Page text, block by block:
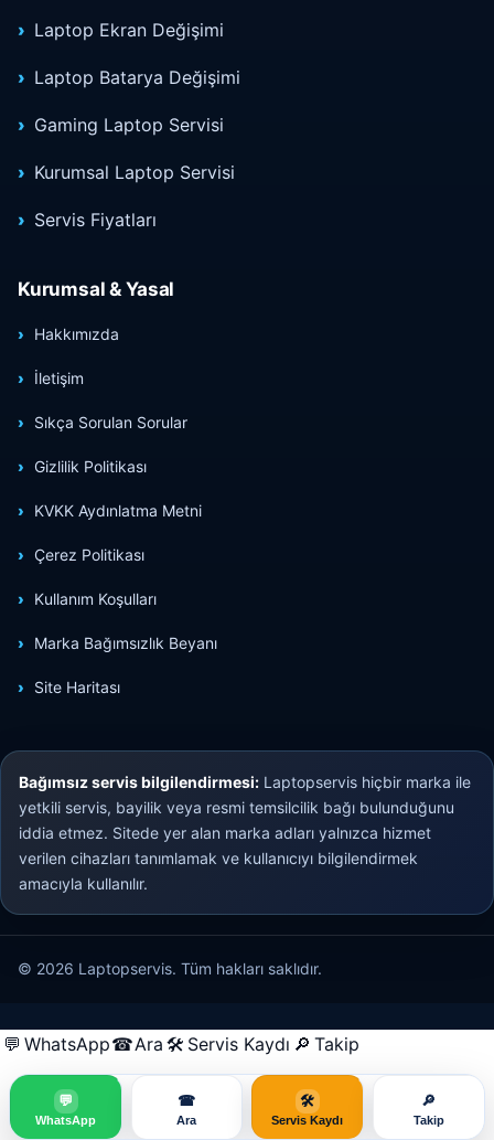
Laptop Ekran Değişimi
Laptop Batarya Değişimi
Gaming Laptop Servisi
Kurumsal Laptop Servisi
Servis Fiyatları
Kurumsal & Yasal
Hakkımızda
İletişim
Sıkça Sorulan Sorular
Gizlilik Politikası
KVKK Aydınlatma Metni
Çerez Politikası
Kullanım Koşulları
Marka Bağımsızlık Beyanı
Site Haritası
Bağımsız servis bilgilendirmesi: Laptopservis hiçbir marka ile
yetkili servis, bayilik veya resmi temsilcilik bağı bulunduğunu
iddia etmez. Sitede yer alan marka adları yalnızca hizmet
verilen cihazları tanımlamak ve kullanıcıyı bilgilendirmek
amacıyla kullanılır.
© 2026 Laptopservis. Tüm hakları saklıdır.
💬 WhatsApp☎Ara 🛠 Servis Kaydı 🔎 Takip
💬
WhatsApp
☎
Ara
🛠
Servis Kaydı
🔎
Takip